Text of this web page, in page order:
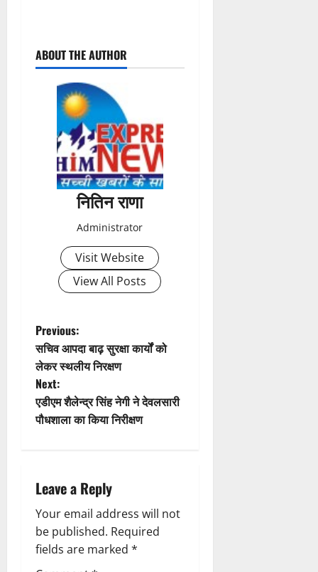
o
t
i
o
n
ABOUT THE AUTHOR
नितिन राणा
Administrator
Visit Website
View All Posts
P
o
s
t
a
v
i
Previous:
सचिव आपदा बाढ़ सुरक्षा कार्यों को
लेकर स्थलीय निरक्षण
Next:
एडीएम शैलेन्द्र सिंह नेगी ने देवलसारी
पौधशाला का किया निरीक्षण
Leave a Reply
Your email address will not
be published. Required
fields are marked *